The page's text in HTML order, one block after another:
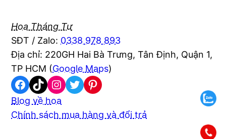
Hoa Tháng Tư
SĐT / Zalo: 0338 978 893
Địa chỉ: 220GH Hai Bà Trưng, Tân Định, Quận 1,
TP HCM (Google Maps)
Facebook
TikTokInstagram
TwitterPinterest
Blog về hoa
Chính sách mua hàng và đổi trả